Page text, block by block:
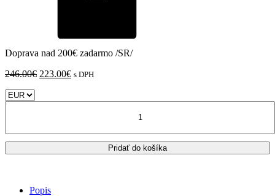
Doprava nad 200€ zadarmo /SR/
246.00€ Pôvodná
223.00€Aktuálna
s DPH
Pridať do košíka
Popis